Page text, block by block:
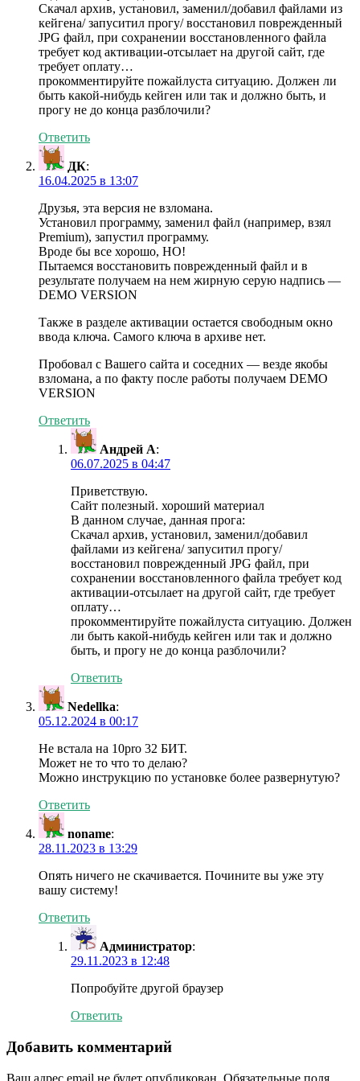
Скачал архив, установил, заменил/добавил файлами из
кейгена/ запуситил прогу/ восстановил поврежденный
JPG файл, при сохранении восстановленного файла
требует код активации-отсылает на другой сайт, где
требует оплату…
прокомментируйте пожайлуста ситуацию. Должен ли
быть какой-нибудь кейген или так и должно быть, и
прогу не до конца разблочили?
Ответить
ДК:
16.04.2025 в 13:07
Друзья, эта версия не взломана.
Установил программу, заменил файл (например, взял
Premium), запустил программу.
Вроде бы все хорошо, НО!
Пытаемся восстановить поврежденный файл и в
результате получаем на нем жирную серую надпись —
DEMO VERSION
Также в разделе активации остается свободным окно
ввода ключа. Самого ключа в архиве нет.
Пробовал с Вашего сайта и соседних — везде якобы
взломана, а по факту после работы получаем DEMO
VERSION
Ответить
Андрей А:
06.07.2025 в 04:47
Приветствую.
Сайт полезный. хороший материал
В данном случае, данная прога:
Скачал архив, установил, заменил/добавил
файлами из кейгена/ запуситил прогу/
восстановил поврежденный JPG файл, при
сохранении восстановленного файла требует код
активации-отсылает на другой сайт, где требует
оплату…
прокомментируйте пожайлуста ситуацию. Должен
ли быть какой-нибудь кейген или так и должно
быть, и прогу не до конца разблочили?
Ответить
Nedellka:
05.12.2024 в 00:17
Не встала на 10pro 32 БИТ.
Может не то что то делаю?
Можно инструкцию по установке более развернутую?
Ответить
noname:
28.11.2023 в 13:29
Опять ничего не скачивается. Почините вы уже эту
вашу систему!
Ответить
Администратор:
29.11.2023 в 12:48
Попробуйте другой браузер
Ответить
Добавить комментарий
Ваш адрес email не будет опубликован. Обязательные поля